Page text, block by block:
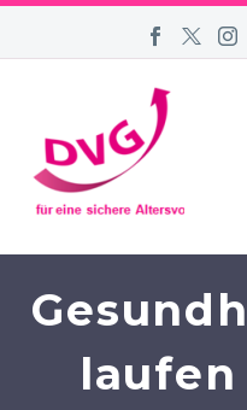
laufen